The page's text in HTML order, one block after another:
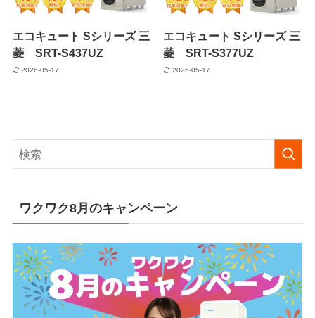
エコキュート Sシリーズ 三
菱 SRT-S437UZ
2026-05-17
エコキュート Sシリーズ 三
菱 SRT-S377UZ
2026-05-17
ワクワク8月のキャンペーン